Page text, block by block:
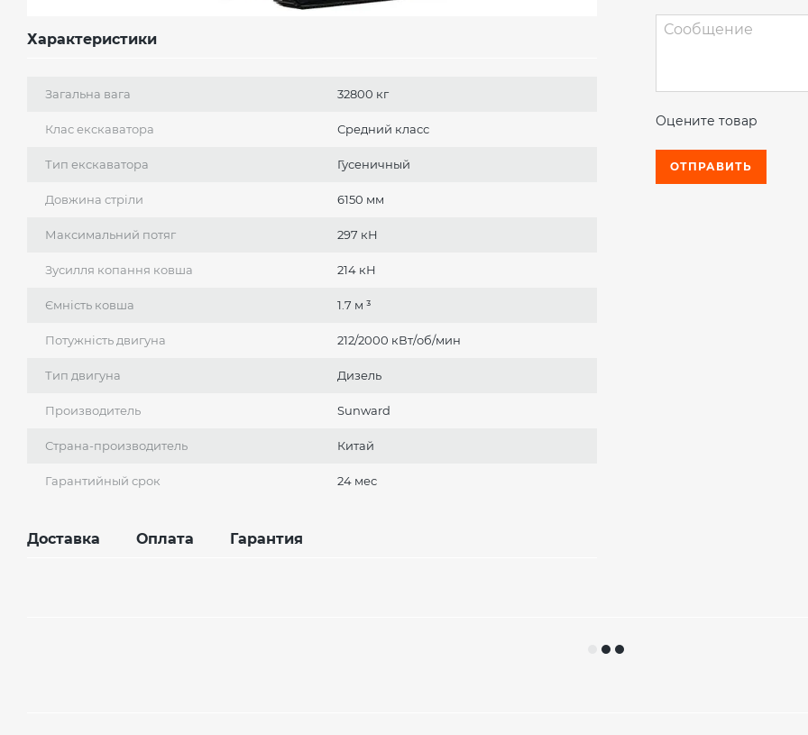
Характеристики
Загальна вага 32800 кг
Клас екскаватора Средний класс
Тип екскаватора Гусеничный
Довжина стріли 6150 мм
Максимальний потяг 297 кН
Зусилля копання ковша 214 кН
Ємність ковша 1.7 м ³
Потужність двигуна 212/2000 кВт/об/мин
Тип двигуна Дизель
Производитель Sunward
Страна-производитель Китай
Гарантийный срок 24 мес
Доставка Оплата Гарантия
Оцените товар
ОТПРАВИТЬ